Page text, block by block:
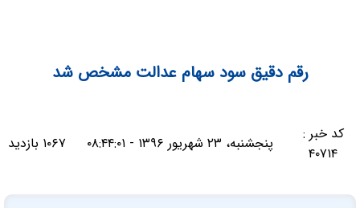
رقم دقیق سود سهام عدالت مشخص شد
کد خبر :
۴۰۷۱۴
پنجشنبه، ۲۳ شهریور ۱۳۹۶ - ۰۸:۴۴:۰۱ ۱۰۶۷ بازدید